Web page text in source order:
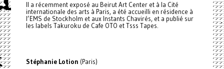
Il a récemment exposé au Beirut Art Center et à la Cité
internationale des arts à Paris, a été accueilli en résidence à
l’EMS de Stockholm et aux Instants Chavirés, et a publié sur
les labels Takuroku de Cafe OTO et Tsss Tapes.
Stéphanie Lotion (Paris)